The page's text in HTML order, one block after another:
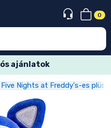
0
ajánlatok
Five Nights at Freddy's-es
Regisztráció